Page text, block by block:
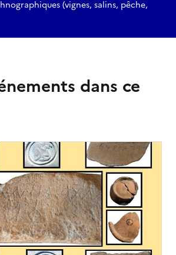
(vignes, salins, pêche,
dans ce